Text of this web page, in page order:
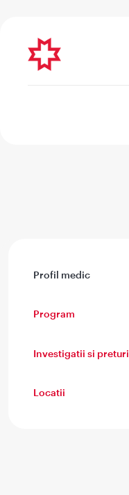
Profil medic
Program
Investigatii si preturi
Locatii